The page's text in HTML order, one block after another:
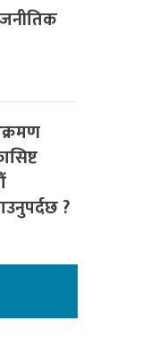
?